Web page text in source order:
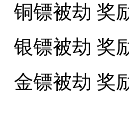
铜镖被劫 奖
银镖被劫 奖
金镖被劫 奖